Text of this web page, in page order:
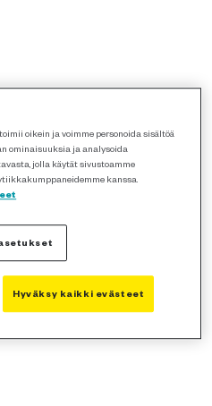
oikein ja voimme personoida sisältöä
ominaisuuksia ja analysoida
jolla käytät sivustoamme
kanssa.
Hyväksy kaikki evästeet